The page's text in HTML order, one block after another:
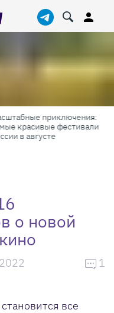
приключения:
красивые фестивали
в августе
о новой
1
все